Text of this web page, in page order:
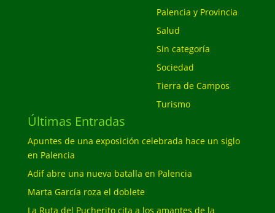
Palencia y Provincia
Salud
Sin categoría
Sociedad
Tierra de Campos
Turismo
Últimas Entradas
Apuntes de una exposición celebrada hace un siglo
en Palencia
Adif abre una nueva batalla en Palencia
Marta García roza el doblete
La Ruta del Pucherito cita a los amantes de la